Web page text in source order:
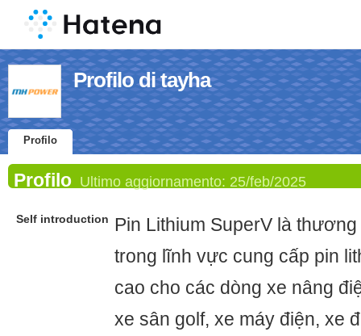
Profilo di tayha
Profilo
Profilo Ultimo aggiornamento: 25/feb/2025
Self introduction
Pin Lithium SuperV là
trong lĩnh vực cung cấp pin
cao cho các dòng xe nâng
xe sân golf, xe máy điện, xe